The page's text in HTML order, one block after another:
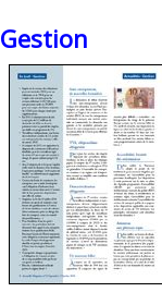
Gestion